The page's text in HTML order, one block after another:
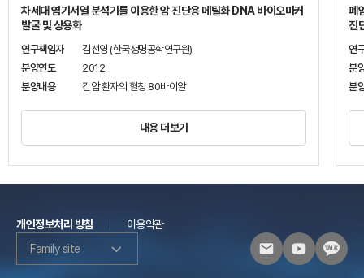
차세대 염기서열 분석기를 이용한 암 진단용 메틸화 DNA 바이오마커
발굴 및 상용화
연구책임자
김선영 (한국생명공학연구원)
분양연도
2012
분양내용
간암 환자의 혈청 80바이알
내용 더보기
폐
진
연
분
분
개인정보처리 방침
이용약관
Family site